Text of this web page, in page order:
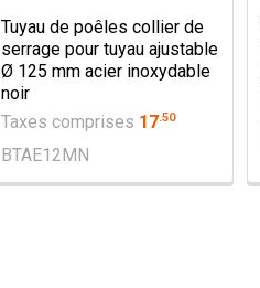
Tuyau de poêles collier de
serrage pour tuyau ajustable
Ø 125 mm acier inoxydable
noir
Taxes comprises 17.50
BTAE12MN